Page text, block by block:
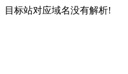
目标站对应域名没有解析!